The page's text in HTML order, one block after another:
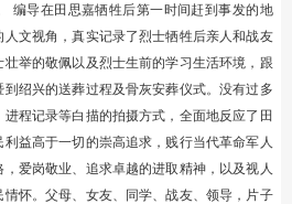
编导在田思嘉牺牲后第一时间赶到事发的地
人文视角，真实记录了烈士牺牲后亲人和战友
举的敬佩以及烈士生前的学习生活环境，跟
绍兴的送葬过程及骨灰安葬仪式。没有过多
程记录等白描的拍摄方式，全面地反应了田
益高于一切的崇高追求，贱行当代革命军人
爱岗敬业、追求卓越的进取精神，以及视人
怀。父母、女友、同学、战友、领导，片子